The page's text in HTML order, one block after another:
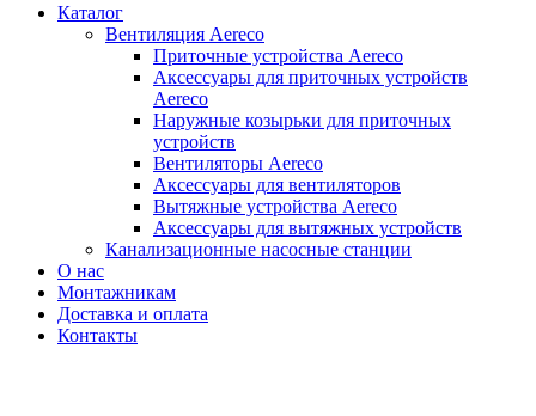
Каталог
Вентиляция Aereco
Приточные устройства Aereco
Аксессуары для приточных устройств
Aereco
Наружные козырьки для приточных
устройств
Вентиляторы Aereco
Аксессуары для вентиляторов
Вытяжные устройства Aereco
Аксессуары для вытяжных устройств
Канализационные насосные станции
О нас
Монтажникам
Доставка и оплата
Контакты